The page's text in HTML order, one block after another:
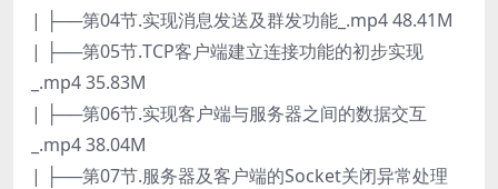
| ├──第04节.实现消息发送及群发功能_.mp4 48.41M
| ├──第05节.TCP客户端建立连接功能的初步实现
_.mp4 35.83M
| ├──第06节.实现客户端与服务器之间的数据交互
_.mp4 38.04M
| ├──第07节.服务器及客户端的Socket关闭异常处理